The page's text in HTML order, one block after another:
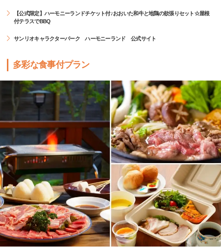
【公式限定】ハーモニーランドチケット付♪おおいた和牛と地鶏の欲張りセット☆屋根
付テラスでBBQ
サンリオキャラクターパーク ハーモニーランド 公式サイト
多彩な食事付プラン